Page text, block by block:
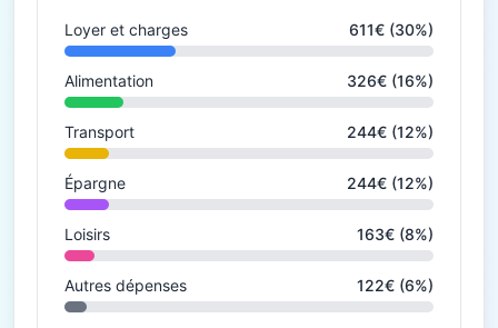
Loyer et charges 611€ (30%)
Alimentation 326€ (16%)
Transport 244€ (12%)
Épargne 244€ (12%)
Loisirs 163€ (8%)
Autres dépenses 122€ (6%)